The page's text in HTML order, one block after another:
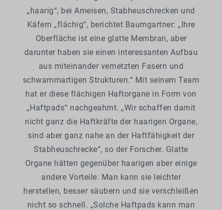
„haarig“, bei Ameisen, Stabheuschrecken und
Käfern „flächig“, berichtet Baumgartner: „Ihre
Oberfläche ist eine glatte Membran, aber
darunter haben sie einen interessanten Aufbau
aus miteinander vernetzten Fasern und
schwammartigen Strukturen.“ Mit seinem Team
hat er diese flächigen Haftorgane in Form von
„Haftpads“ nachgeahmt. „Wir schaffen damit
nicht ganz die Haftkräfte der haarigen Organe,
sind aber ganz nahe an der Haftfähigkeit der
Stabheuschrecke“, so der Forscher. Glatte
Organe hätten gegenüber haarigen aber einige
andere Vorteile: Man kann sie leichter
herstellen, besser säubern und sie verschleißen
nicht so schnell. „Solche Haftpads kann man